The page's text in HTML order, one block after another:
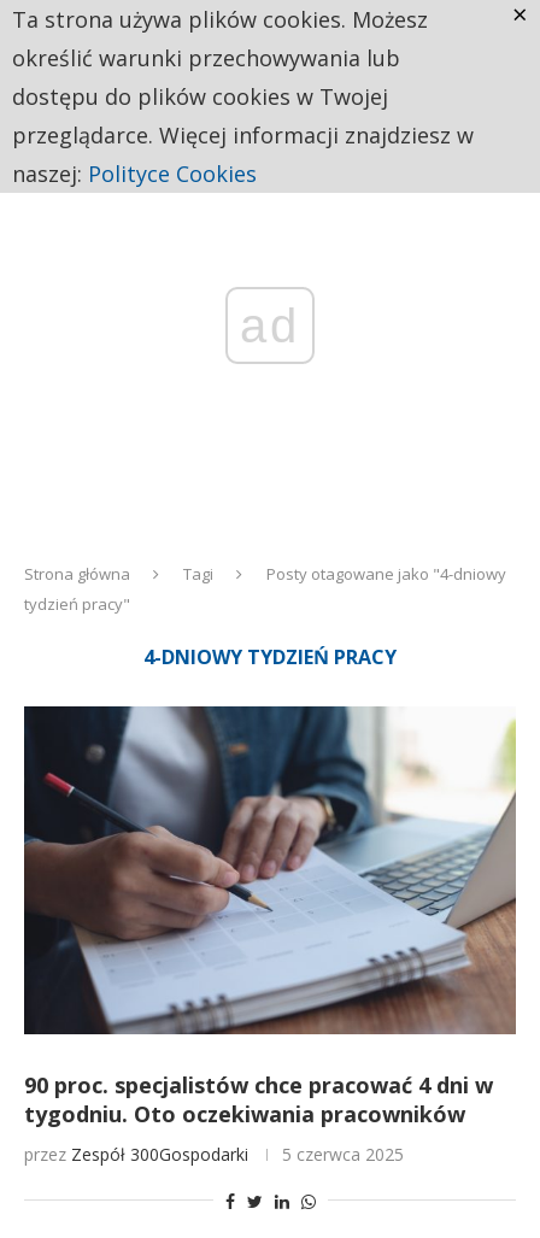
ad
Strona główna Tagi
Posty otagowane jako "4-dniowy
tydzień pracy"
4-DNIOWY TYDZIEŃ PRACY
90 proc. specjalistów chce pracować 4 dni w
tygodniu. Oto oczekiwania pracowników
przez Zespół 300Gospodarki 5 czerwca 2025
Ta strona używa plików cookies. Możesz
określić warunki przechowywania lub
dostępu do plików cookies w Twojej
przeglądarce. Więcej informacji znajdziesz w
naszej: Polityce Cookies
×